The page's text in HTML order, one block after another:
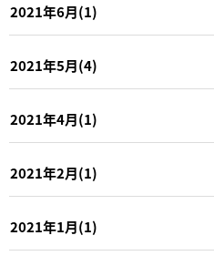
2021年6月(1)
2021年5月(4)
2021年4月(1)
2021年2月(1)
2021年1月(1)